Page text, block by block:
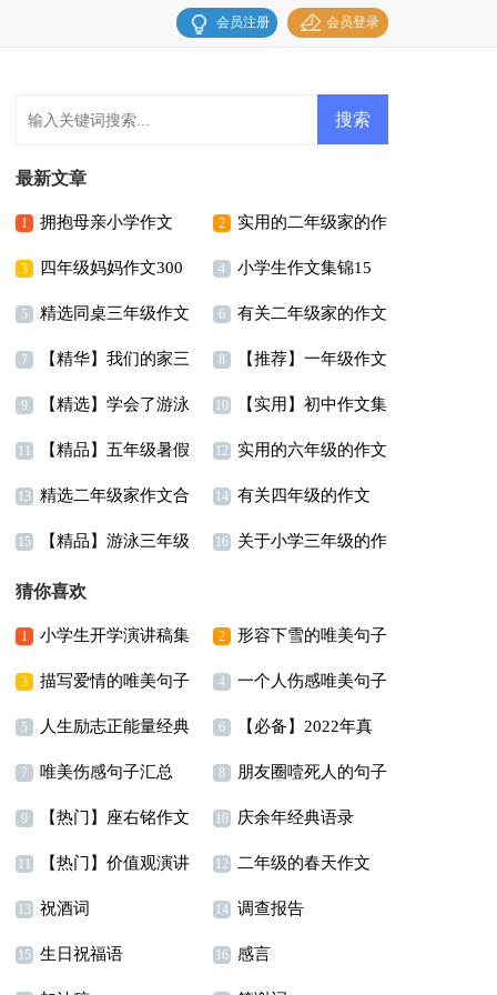
会员登录
会员注册
最新文章
1 拥抱母亲小学作文 2 实用的二年级家的作
文合集6篇
3 四年级妈妈作文300
字汇编5篇
4 小学生作文集锦15
篇
5 精选同桌三年级作文
300字汇总5篇
6 有关二年级家的作文
合集八篇
7 【精华】我们的家三
年级作文汇编5篇
8 【推荐】一年级作文
汇总七篇
9 【精选】学会了游泳
三年级作文300字3篇
10 【实用】初中作文集
锦4篇
11 【精品】五年级暑假
作文汇总9篇
12 实用的六年级的作文
300字集锦9篇
13 精选二年级家作文合
集九篇
14 有关四年级的作文
300字合集5篇
15 【精品】游泳三年级
作文300字七篇
16 关于小学三年级的作
猜你喜欢
1 小学生开学演讲稿集
合9篇
2 形容下雪的唯美句子
6篇
3 描写爱情的唯美句子
精选15篇
4 一个人伤感唯美句子
5 人生励志正能量经典
语录
6 【必备】2022年真
诚温暖的早安心语朋友
圈32句
7 唯美伤感句子汇总
86条
8 朋友圈噎死人的句子
9 【热门】座右铭作文
汇编5篇
10 庆余年经典语录
11 【热门】价值观演讲
稿4篇
12 二年级的春天作文
300字4篇
13 祝酒词 14 调查报告
15 生日祝福语 16 感言